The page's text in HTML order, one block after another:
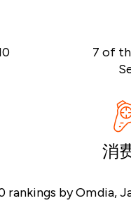
7 of
消
rankings by Omdia,